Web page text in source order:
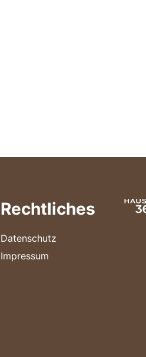
Rechtliches
Datenschutz
Impressum